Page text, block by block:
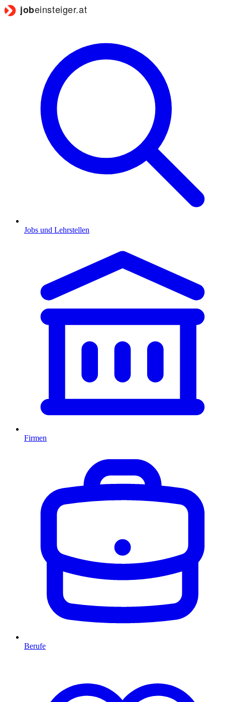
Jobs und Lehrstellen
Firmen
Berufe